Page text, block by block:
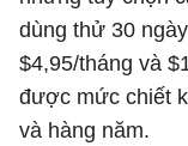
dùng thử 30
$4,95/tháng và
được mức chiết
và hàng năm.